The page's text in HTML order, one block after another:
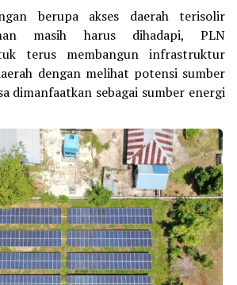
berupa akses daerah terisolir
masih harus dihadapi, PLN
terus membangun infrastruktur
dengan melihat potensi sumber
dimanfaatkan sebagai sumber energi